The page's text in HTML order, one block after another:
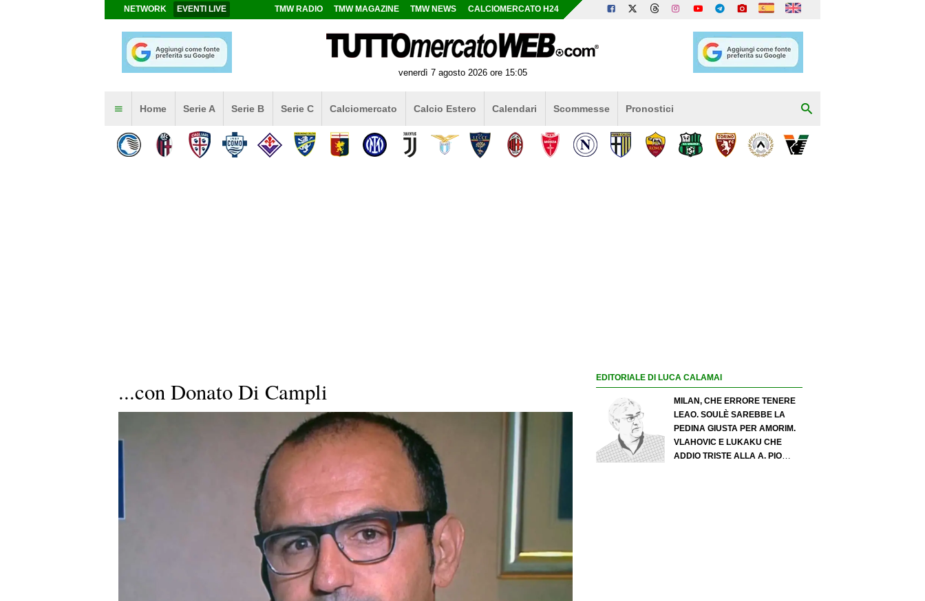
NETWORK EVENTI LIVE TMW RADIO TMW MAGAZINE TMW NEWS CALCIOMERCATO H24
venerdì 7 agosto 2026 ore 15:05
Home Serie A Serie B Serie C Calciomercato Calcio Estero Calendari Scommesse Pronostici
...con Donato Di Campli EDITORIALE DI LUCA CALAMAI
MILAN, CHE ERRORE TENERE
LEAO. SOULÈ SAREBBE LA
PEDINA GIUSTA PER AMORIM.
VLAHOVIC E LUKAKU CHE
ADDIO TRISTE ALLA A. PIO